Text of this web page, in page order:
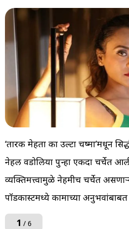
‘तारक मेहता का उल्टा चष्मा’मधून
नेहल वडोलिया पुन्हा एकदा चर्चेत
व्यक्तिमत्त्वामुळे नेहमीच चर्चेत
पॉडकास्टमध्ये कामाच्या
1 / 6